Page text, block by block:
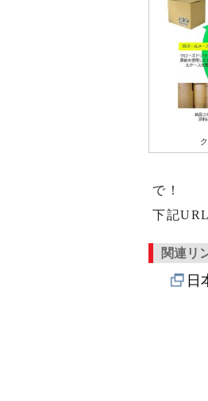
で！
下記
関連リ
日